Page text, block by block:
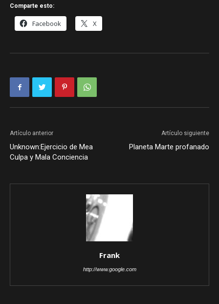
Comparte esto:
Facebook X
Artículo anterior
Unknown:Ejercicio de Mea
Culpa y Mala Conciencia
Artículo siguiente
Planeta Marte profanado
Frank
http://www.google.com